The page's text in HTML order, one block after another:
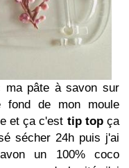
ma pâte à savon sur
fond de mon moule
et ça c'est tip topça
sécher 24h puis j'ai
un 100% coco